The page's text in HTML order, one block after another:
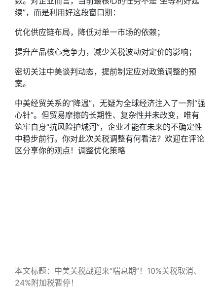
续”，而是利用好这段窗口期：
优化供应链布局，降低对单一市场的依赖；
提升产品核心竞争力，减少关税波动对定价的影响；
密切关注中美谈判动态，提前制定应对政策调整的预
案。
中美经贸关系的“降温”，无疑为全球经济注入了一剂“强
心针”。但贸易摩擦的长期性、复杂性并未改变，唯有
筑牢自身“抗风险护城河”，企业才能在未来的不确定性
中稳步前行。你对此次关税调整有何看法？欢迎在评论
区分享你的观点！调整优化策略
本文标题：中美关税战迎来“喘息期”！10%关税取消、
24%附加税暂停！